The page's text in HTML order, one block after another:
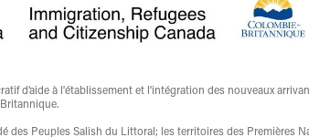
d’aide à l'établissement et l'intégration des nouveaux
des Peuples Salish du Littoral; les territoires des Premières